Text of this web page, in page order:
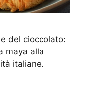
del cioccolato:
maya alla
italiane.